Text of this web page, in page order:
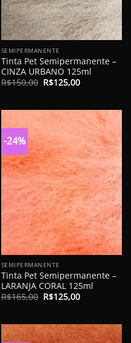
SEMIPERMANENTE
Tinta Pet Semipermanente –
CINZA URBANO 125ml
R$150,00 O
preço
R$150,00.
R$125,00O
preço
R$125,00.
-24%
SEMIPERMANENTE
Tinta Pet Semipermanente –
LARANJA CORAL 125ml
R$165,00 O
R$165,00.
R$125,00O
R$125,00.